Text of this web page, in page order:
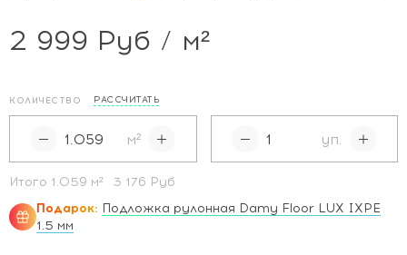
2 999 Руб / м²
КОЛИЧЕСТВО РАССЧИТАТЬ
м² уп.
Итого 1.059 м²
3 176 Руб
Подарок: Подложка рулонная Damy Floor LUX IXPE
1.5 мм